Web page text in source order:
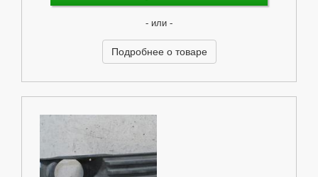
- или -
Подробнее о товаре